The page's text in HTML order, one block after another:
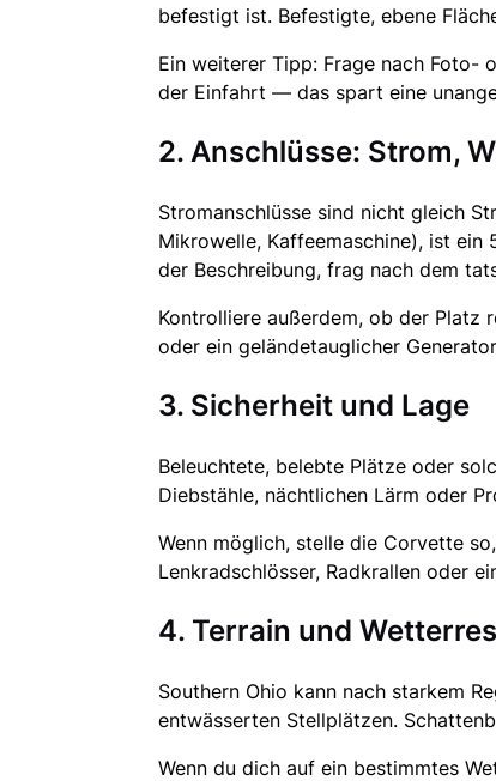
befestigt ist. Befestigte, ebene
Ein weiterer Tipp: Frage nach Foto-
der Einfahrt — das spart eine
2. Anschlüsse: Strom,
Stromanschlüsse sind nicht gleich
Mikrowelle, Kaffeemaschine), ist
der Beschreibung, frag nach dem
Kontrolliere außerdem, ob der Platz
oder ein geländetauglicher
3. Sicherheit und Lage
Beleuchtete, belebte Plätze oder
Diebstähle, nächtlichen Lärm oder
Wenn möglich, stelle die Corvette
Lenkradschlösser, Radkrallen oder
4. Terrain und
Southern Ohio kann nach starkem
entwässerten Stellplätzen.
Wenn du dich auf ein bestimmtes